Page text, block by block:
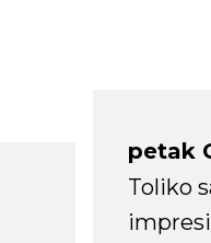
petak
Toliko